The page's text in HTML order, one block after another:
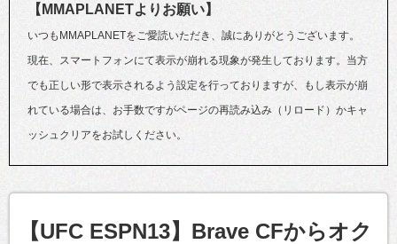
【MMAPLANETよりお願い】
いつもMMAPLANETをご愛読いただき、誠にありがとうございます。
現在、スマートフォンにて表示が崩れる現象が発生しております。当方
でも正しい形で表示されるよう設定を行っておりますが、もし表示が崩
れている場合は、お手数ですがページの再読み込み（リロード）かキャ
ッシュクリアをお試しください。
【UFC ESPN13】Brave CFからオク